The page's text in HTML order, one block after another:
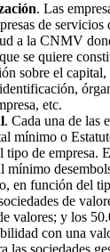
. Las
de servicios
a la CNMV
se quiere
sobre el
etc.
. Cada una de las
mínimo o
de empresa.
mínimo
en función del
de
valores; y los
con una